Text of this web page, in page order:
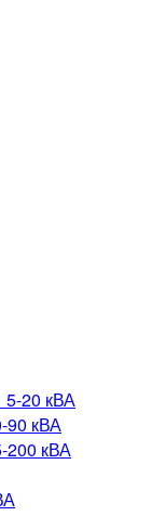
20 кВА
кВА
кВА